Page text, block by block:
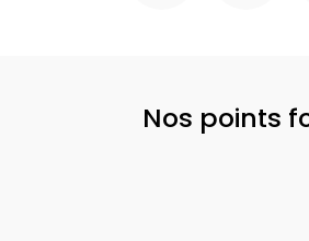
Nos points